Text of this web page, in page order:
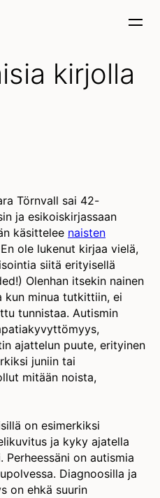
kirjolla
Törnvall sai 42-
ja esikoiskirjassaan
käsittelee naisten
ole lukenut kirjaa vielä,
siitä erityisellä
Olenhan itsekin nainen
kun minua tutkittiin, ei
tunnistaa. Autismin
ajattelun puute, erityinen
juniin tai
mitään noista,
on esimerkiksi
ja kyky ajatella
Perheessäni on autismia
Diagnoosilla ja
on ehkä suurin